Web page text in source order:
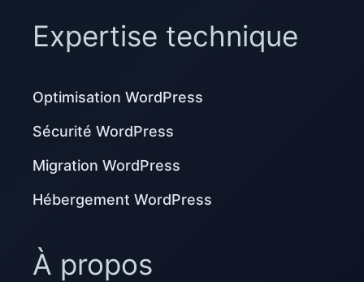
Expertise technique
Optimisation WordPress
Sécurité WordPress
Migration WordPress
Hébergement WordPress
À propos